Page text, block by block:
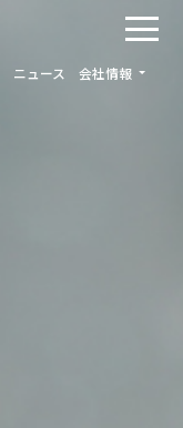
ニュース 会社情報